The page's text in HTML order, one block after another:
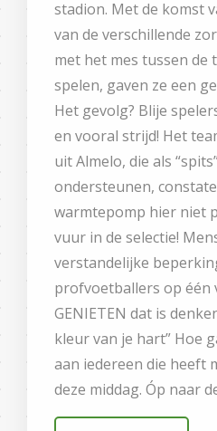
stadion. Met de komst
van de verschillende
met het mes tussen de
spelen, gaven ze een
Het gevolg? Blije
en vooral strijd! Het
uit Almelo, die als
ondersteunen,
warmtepomp hier niet
vuur in de selectie!
verstandelijke
profvoetballers op één
GENIETEN dat is
kleur van je hart” Hoe
aan iedereen die heeft
deze middag. Óp naar